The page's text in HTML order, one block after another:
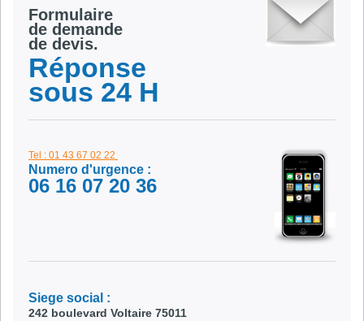
Formulaire
de demande
de devis.
Réponse
sous 24 H
Tel : 01 43 67 02 22
Numero d'urgence :
06 16 07 20 36
Siege social :
242 boulevard Voltaire 75011